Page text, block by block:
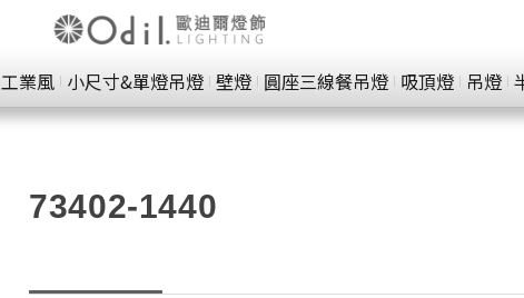
工業風 小尺寸&單燈吊燈 壁燈 圓座三線餐吊燈 吸頂燈 吊燈
73402-1440